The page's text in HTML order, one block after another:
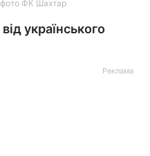
ФК Шахтар
українського
Реклама